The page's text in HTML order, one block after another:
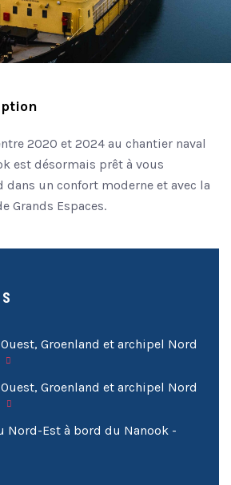
2020 et 2024 au chantier naval
est désormais prêt à vous
un confort moderne et avec la
Grands Espaces.
Groenland et archipel Nord
Groenland et archipel Nord
Nord-Est à bord du Nanook -